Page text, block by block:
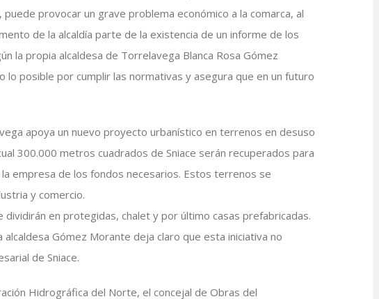
provocar un grave problema económico a la comarca, al
de la alcaldía parte de la existencia de un informe de los
la propia alcaldesa de Torrelavega Blanca Rosa Gómez
lo posible por cumplir las normativas y asegura que en un futuro
apoya un nuevo proyecto urbanístico en terrenos en desuso
300.000 metros cuadrados de Sniace serán recuperados para
empresa de los fondos necesarios. Estos terrenos se
y comercio.
dividirán en protegidas, chalet y por último casas prefabricadas.
Gómez Morante deja claro que esta iniciativa no
de Sniace.
Hidrográfica del Norte, el concejal de Obras del